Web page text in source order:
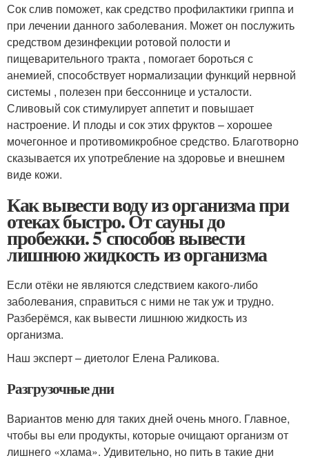
Сок слив поможет, как средство профилактики гриппа и
при лечении данного заболевания. Может он послужить
средством дезинфекции ротовой полости и
пищеварительного тракта , помогает бороться с
анемией, способствует нормализации функций нервной
системы , полезен при бессоннице и усталости.
Сливовый сок стимулирует аппетит и повышает
настроение. И плоды и сок этих фруктов – хорошее
мочегонное и противомикробное средство. Благотворно
сказывается их употребление на здоровье и внешнем
виде кожи.
Как вывести воду из организма при
отеках быстро. От сауны до
пробежки. 5 способов вывести
лишнюю жидкость из организма
Если отёки не являются следствием какого-либо
заболевания, справиться с ними не так уж и трудно.
Разберёмся, как вывести лишнюю жидкость из
организма.
Наш эксперт – диетолог Елена Раликова.
Разгрузочные дни
Вариантов меню для таких дней очень много. Главное,
чтобы вы ели продукты, которые очищают организм от
лишнего «хлама». Удивительно, но пить в такие дни